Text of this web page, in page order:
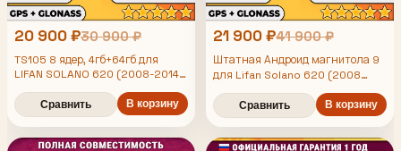
20 900 ₽30 900 ₽
TS105 8 ядер, 4гб+64гб для
LIFAN SOLANO 620 (2008-2014),
Android магнитола
Сравнить В корзину
21 900 ₽41 900 ₽
Штатная Андроид магнитола 9
для Lifan Solano 620 (2008
2014), TS105 8 ядер, 4/64гб, Qled
Incell, CarPlay/Android Auto,
Сравнить В корзину